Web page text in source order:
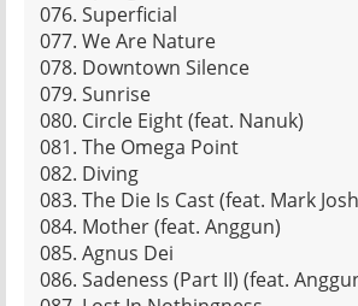
076. Superficial
077. We Are Nature
078. Downtown Silence
079. Sunrise
080. Circle Eight (feat. Nanuk)
081. The Omega Point
082. Diving
083. The Die Is Cast (feat. Mark
084. Mother (feat. Anggun)
085. Agnus Dei
086. Sadeness (Part II) (feat.